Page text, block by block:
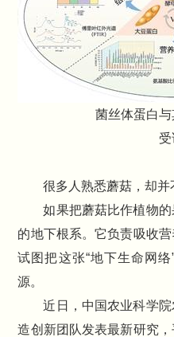
菌丝体蛋白与
受
很多人熟悉蘑菇，却并
如果把蘑菇比作植物
的地下根系。它负责吸收
试图把这张“地下生命网
源。
近日，中国农业科学
造创新团队发表最新研究，